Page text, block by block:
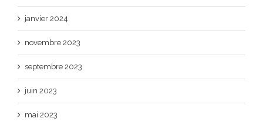
janvier 2024
novembre 2023
septembre 2023
juin 2023
mai 2023